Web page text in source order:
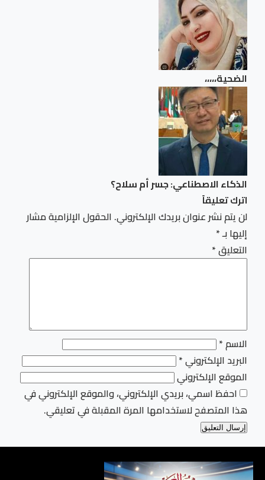
الضحية،،،،،
الذكاء الاصطناعي: جسر أم سلاح؟
اترك تعليقاً
لن يتم نشر عنوان بريدك الإلكتروني. الحقول الإلزامية مشار
إليها بـ*
التعليق*
الاسم*
البريد الإلكتروني*
الموقع الإلكتروني
احفظ اسمي، بريدي الإلكتروني، والموقع الإلكتروني في
هذا المتصفح لاستخدامها المرة المقبلة في تعليقي.